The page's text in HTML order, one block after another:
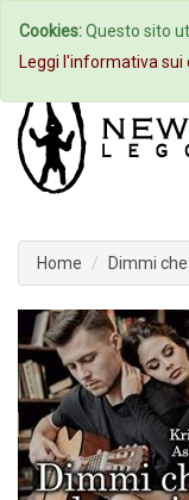
Home
Home Dimmi
Cookies:Questo sito
Leggi l'informativa sui